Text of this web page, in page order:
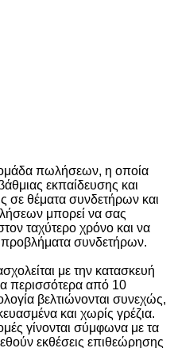
ομάδα πωλήσεων, η οποία
εκπαίδευσης και
σε θέματα συνδετήρων και
μπορεί να σας
ταχύτερο χρόνο και να
συνδετήρων.
με την κατασκευή
περισσότερα από 10
βελτιώνονται συνεχώς,
και χωρίς γρέζια.
γίνονται σύμφωνα με τα
εκθέσεις επιθεώρησης